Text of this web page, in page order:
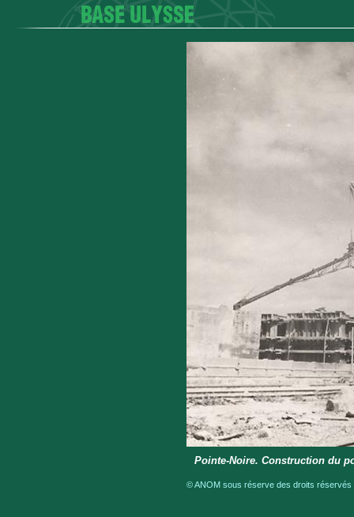
Pointe-Noire. Construction du
© ANOM sous réserve des droits réservés